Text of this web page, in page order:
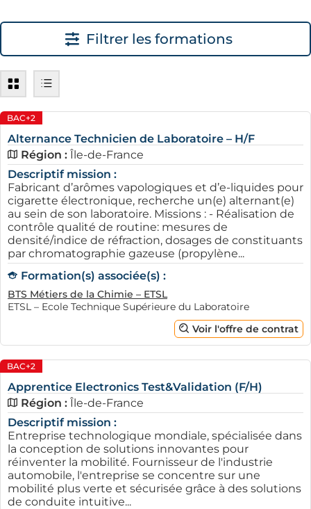
plateforme d'information qui facilite la connexion entre
les candidats et les entreprises locales.
Les secteurs qui recrutent en
alternance à Créteil, dans le 94
À Créteil, divers secteurs d’activités sont en pleine
expansion et proposent de nombreuses opportunités
d'alternance. Les domaines les plus actifs comprennent
le commerce, le service à la personne, l'informatique et
la santé. Le secteur commercial, par exemple, regorge
d'entreprises qui sont constamment à la recherche de
nouveaux talents pour renforcer leurs équipes tout en
offrant une formation pratique et enrichissante. Ces
entreprises sont prêtes à investir dans l’apprentissage
des jeunes afin de bâtir une main-d'œuvre à la fois
qualifiée et dynamique.
Filtrer les formations
BAC+2
Alternance Technicien de Laboratoire – H/F
Région : Île-de-France
Descriptif mission :
Fabricant d’arômes vapologiques et d’e-liquides pour
cigarette électronique, recherche un(e) alternant(e)
au sein de son laboratoire. Missions : - Réalisation de
contrôle qualité de routine: mesures de
densité/indice de réfraction, dosages de constituants
par chromatographie gazeuse (propylène...
Formation(s) associée(s) :
BTS Métiers de la Chimie – ETSL
ETSL – Ecole Technique Supérieure du Laboratoire
Voir l'offre de contrat
BAC+2
Apprentice Electronics Test&Validation (F/H)
Région : Île-de-France
Descriptif mission :
Entreprise technologique mondiale, spécialisée dans
la conception de solutions innovantes pour
réinventer la mobilité. Fournisseur de l'industrie
automobile, l'entreprise se concentre sur une
mobilité plus verte et sécurisée grâce à des solutions
de conduite intuitive...